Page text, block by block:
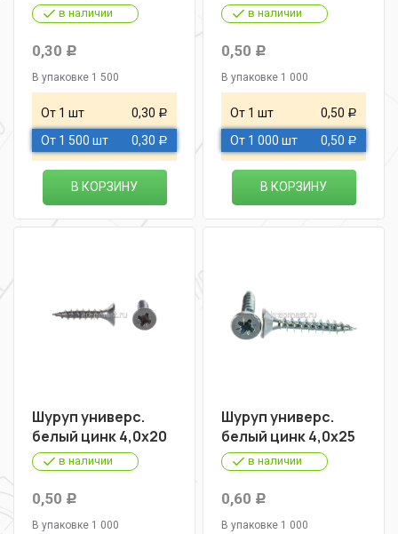
в наличии
0,30 Р
В упаковке 1 500
От 1 шт 0,30 Р
От 1 500 шт 0,30 Р
В КОРЗИНУ
в наличии
0,50 Р
В упаковке 1 000
От 1 шт 0,50 Р
От 1 000 шт 0,50 Р
В КОРЗИНУ
Шуруп универс.
белый цинк 4,0х20
в наличии
0,50 Р
В упаковке 1 000
Шуруп универс.
белый цинк 4,0х25
в наличии
0,60 Р
В упаковке 1 000